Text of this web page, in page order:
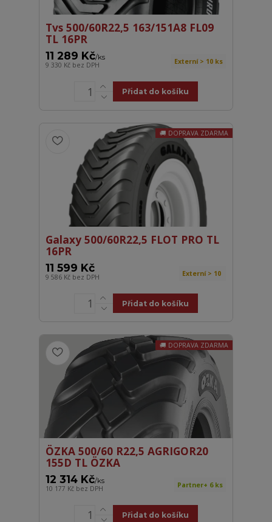
Tvs 500/60R22,5 163/151A8 FL09
TL 16PR
11 289 Kč/ks
9 330 Kč bez DPH Externí > 10 ks
Přidat do košíku
DOPRAVA ZDARMA
Galaxy 500/60R22,5 FLOT PRO TL
16PR
11 599 Kč
9 586 Kč bez DPH Externí > 10
Přidat do košíku
DOPRAVA ZDARMA
ÖZKA 500/60 R22,5 AGRIGOR20
155D TL ÖZKA
12 314 Kč/ks
10 177 Kč bez DPH Partner+ 6 ks
Přidat do košíku